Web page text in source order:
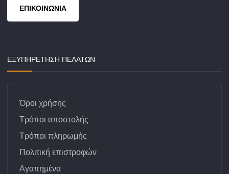
ΕΠΙΚΟΙΝΩΝΙΑ
ΕΞΥΠΗΡΕΤΗΣΗ ΠΕΛΑΤΩΝ
Όροι χρήσης
Τρόποι αποστολής
Τρόποι πληρωμής
Πολιτική επιστροφών
Αγαπημένα